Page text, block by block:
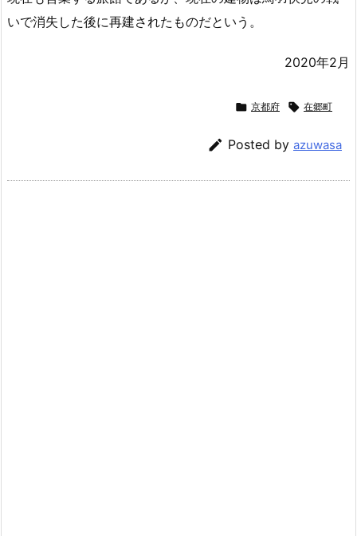
いで消失した後に再建されたものだという。
2020年2月
 京都府  在郷町
 Posted by azuwasa